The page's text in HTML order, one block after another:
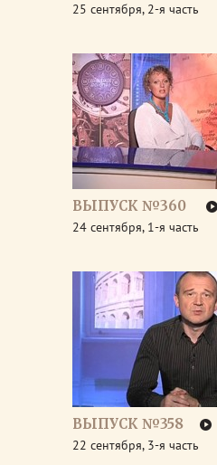
25 сентября, 2-я часть
ВЫПУСК №360
24 сентября, 1-я часть
ВЫПУСК №358
22 сентября, 3-я часть